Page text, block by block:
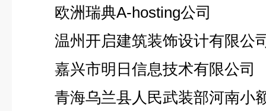
欧洲瑞典A-hosting公司
温州开启建筑装饰设计有限公
嘉兴市明日信息技术有限公司
青海乌兰县人民武装部河南小